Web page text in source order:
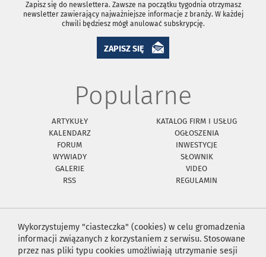
Zapisz się do newslettera. Zawsze na początku tygodnia otrzymasz
newsletter zawierający najważniejsze informacje z branży. W każdej
chwili będziesz mógł anulować subskrypcję.
ZAPISZ SIĘ
Popularne
ARTYKUŁY
KATALOG FIRM I USŁUG
KALENDARZ
OGŁOSZENIA
FORUM
INWESTYCJE
WYWIADY
SŁOWNIK
GALERIE
VIDEO
RSS
REGULAMIN
Wykorzystujemy "ciasteczka" (cookies) w celu gromadzenia
informacji związanych z korzystaniem z serwisu. Stosowane
przez nas pliki typu cookies umożliwiają utrzymanie sesji